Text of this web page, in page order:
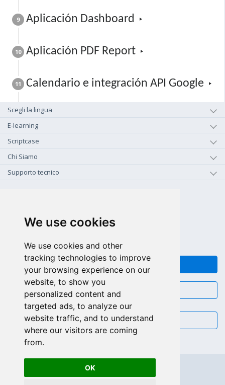
We use cookies
We use cookies and other
tracking technologies to improve
your browsing experience on our
website, to show you
personalized content and
targeted ads, to analyze our
website traffic, and to understand
where our visitors are coming
from.
OK
9 Aplicación Dashboard
10 Aplicación PDF Report
11 Calendario e integración API Google
Scegli la lingua
E-learning
Scriptcase
Chi Siamo
Supporto tecnico
+55 81 97102-7382
FEEDBACK
CHAT
EMAIL